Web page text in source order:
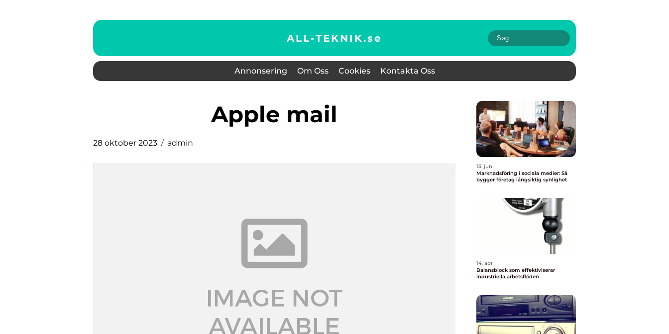
ALL-TEKNIK.se
Annonsering Om Oss Cookies Kontakta Oss
apple mail
28 oktober 2023 admin
13. jun
Marknadsföring i sociala medier: Så
bygger företag långsiktig synlighet
14. apr
Balansblock som effektiviserar
industriella arbetsflöden